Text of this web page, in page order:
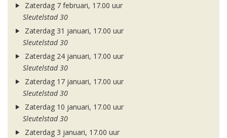
Zaterdag 7 februari, 17.00 uur
Sleutelstad 30
Zaterdag 31 januari, 17.00 uur
Sleutelstad 30
Zaterdag 24 januari, 17.00 uur
Sleutelstad 30
Zaterdag 17 januari, 17.00 uur
Sleutelstad 30
Zaterdag 10 januari, 17.00 uur
Sleutelstad 30
Zaterdag 3 januari, 17.00 uur